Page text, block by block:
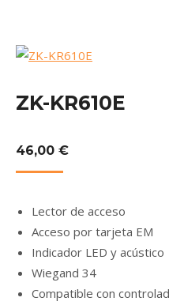
ZK-KR610E
46,00 €
Lector de acceso
Acceso por tarjeta EM
Indicador LED y acústico
Wiegand 34
Compatible con